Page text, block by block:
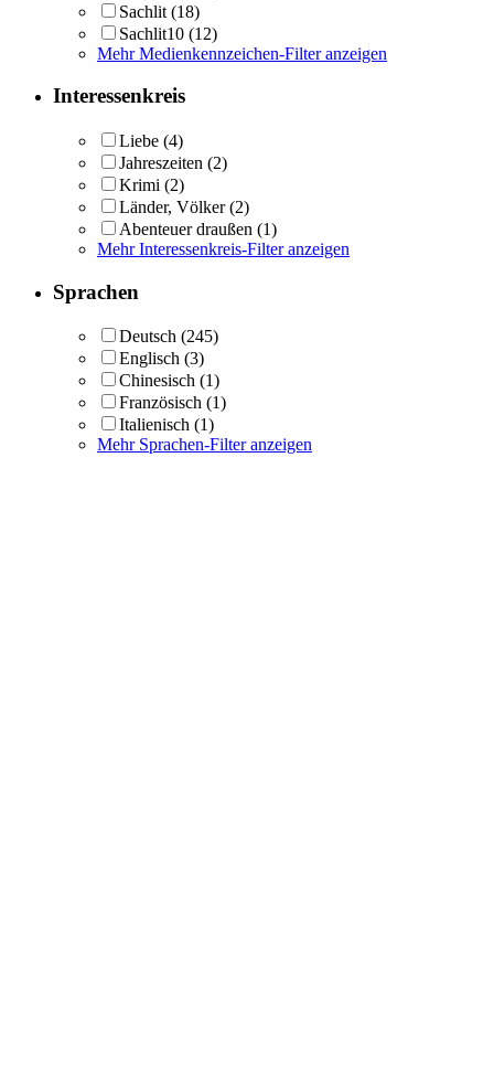
Sachlit (18)
Sachlit10 (12)
Mehr Medienkennzeichen-Filter anzeigen
Interessenkreis
Liebe (4)
Jahreszeiten (2)
Krimi (2)
Länder, Völker (2)
Abenteuer draußen (1)
Mehr Interessenkreis-Filter anzeigen
Sprachen
Deutsch (245)
Englisch (3)
Chinesisch (1)
Französisch (1)
Italienisch (1)
Mehr Sprachen-Filter anzeigen